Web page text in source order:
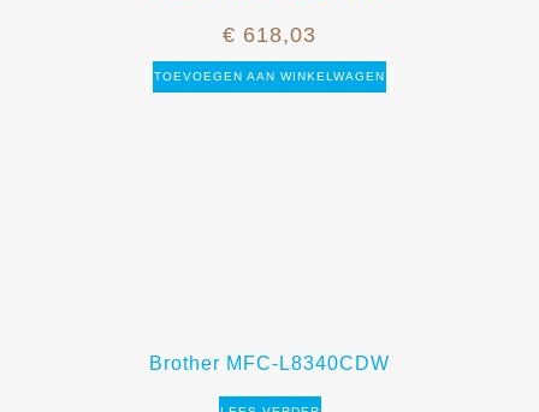
€ 618,03
TOEVOEGEN AAN WINKELWAGEN
Brother MFC-L8340CDW